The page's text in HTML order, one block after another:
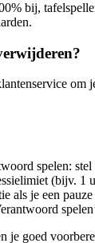
bij,
om
spelen:
(bijv. 1
als je een
je goed